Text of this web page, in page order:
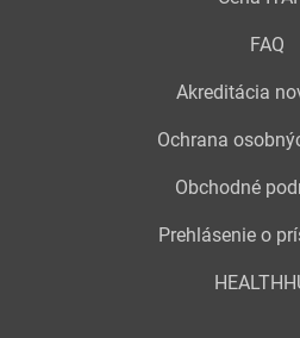
FAQ
Akreditácia
Ochrana
Obchodné
Prehlásenie o